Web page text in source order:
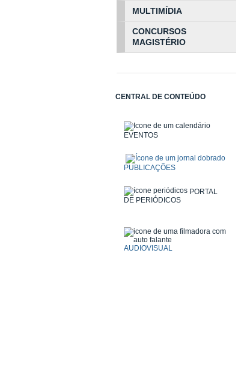
MULTIMÍDIA
CONCURSOS
MAGISTÉRIO
CENTRAL DE CONTEÚDO
EVENTOS
PUBLICAÇÕES
PORTAL
DE PERIÓDICOS
AUDIOVISUAL